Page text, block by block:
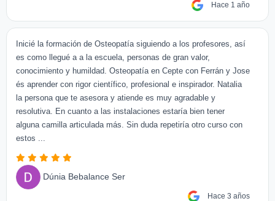
Hace 1 año
Inicié la formación de Osteopatía siguiendo a los profesores, así
es como llegué a a la escuela, personas de gran valor,
conocimiento y humildad. Osteopatía en Cepte con Ferrán y Jose
és aprender con rigor científico, profesional e inspirador. Natalia
la persona que te asesora y atiende es muy agradable y
resolutiva. En cuanto a las instalaciones estaría bien tener
alguna camilla articulada más. Sin duda repetiría otro curso con
estos ...
Dúnia Bebalance Ser
Hace 3 años